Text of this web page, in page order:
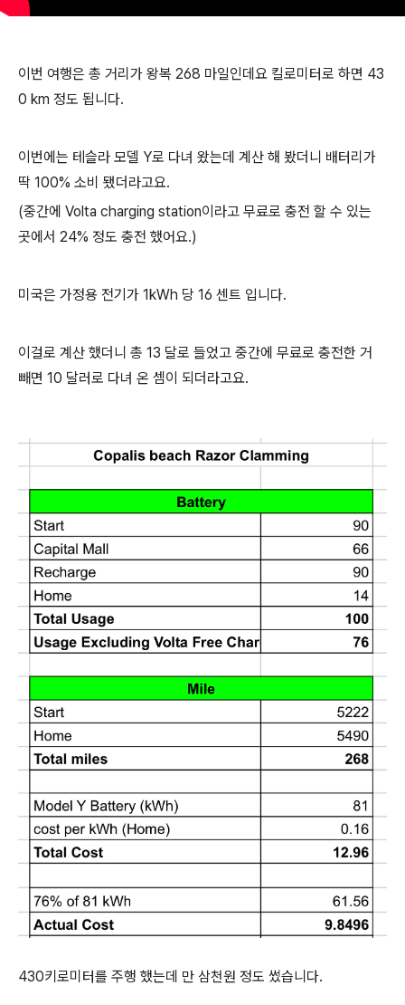
이번 여행은 총 거리가 왕복 268 마일인데요 킬로미터로 하면 43
0 km 정도 됩니다.
이번에는 테슬라 모델 Y로 다녀 왔는데 계산 해 봤더니 배터리가
딱 100% 소비 됐더라고요.
(중간에 Volta charging station이라고 무료로 충전 할 수 있는
곳에서 24% 정도 충전 했어요.)
미국은 가정용 전기가 1kWh 당 16 센트 입니다.
이걸로 계산 했더니 총 13 달로 들었고 중간에 무료로 충전한 거
빼면 10 달러로 다녀 온 셈이 되더라고요.
430키로미터를 주행 했는데 만 삼천원 정도 썼습니다.